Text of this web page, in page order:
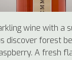
wine with a
discover forest
A fresh